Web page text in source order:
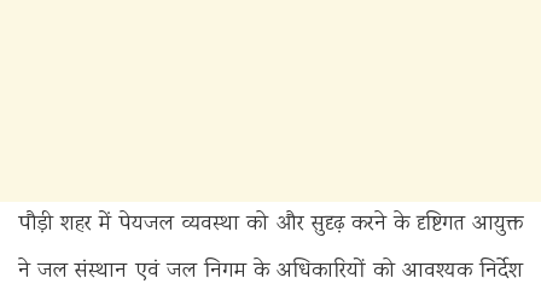
पौड़ी शहर में पेयजल व्यवस्था को और सुदृढ़ करने के दृष्टिगत आयुक्त
ने जल संस्थान एवं जल निगम के अधिकारियों को आवश्यक निर्देश